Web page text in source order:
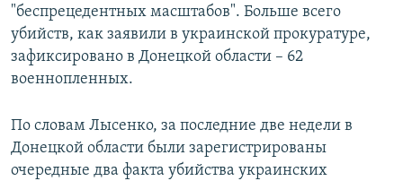
"беспрецедентных масштабов". Больше всего
убийств, как заявили в украинской прокуратуре,
зафиксировано в Донецкой области – 62
военнопленных.
По словам Лысенко, за последние две недели в
Донецкой области были зарегистрированы
очередные два факта убийства украинских